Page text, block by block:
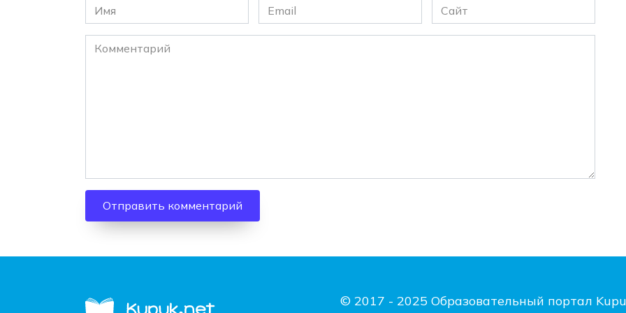
Имя
*
Email
*
Сайт
Комментарий
© 2017 - 2025 Образовательный портал